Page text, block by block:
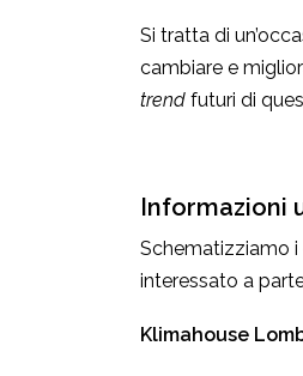
Si tratta di
cambiare e
trend futuri di
Informazioni
Schematizziamo
interessato a
Klimahouse